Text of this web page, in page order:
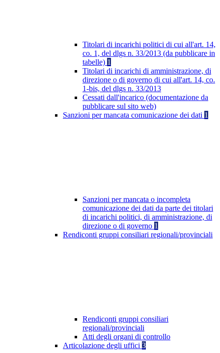
Titolari di incarichi politici di cui all'art. 14,
co. 1, del dlgs n. 33/2013 (da pubblicare in
tabelle) 1
Titolari di incarichi di amministrazione, di
direzione o di governo di cui all'art. 14, co.
1-bis, del dlgs n. 33/2013
Cessati dall'incarico (documentazione da
pubblicare sul sito web)
Sanzioni per mancata comunicazione dei dati 1
Sanzioni per mancata o incompleta
comunicazione dei dati da parte dei titolari
di incarichi politici, di amministrazione, di
direzione o di governo 1
Rendiconti gruppi consiliari regionali/provinciali
Rendiconti gruppi consiliari
regionali/provinciali
Atti degli organi di controllo
Articolazione degli uffici 3